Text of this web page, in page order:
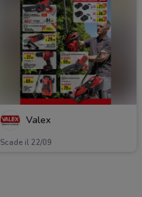
Valex
Scade il 22/09